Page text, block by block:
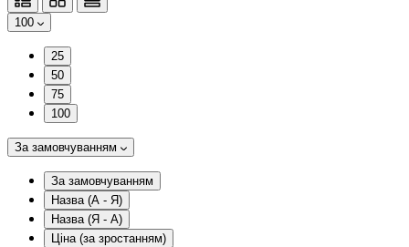
100
25
50
75
100
За замовчуванням
За замовчуванням
Назва (А - Я)
Назва (Я - А)
Ціна (за зростанням)